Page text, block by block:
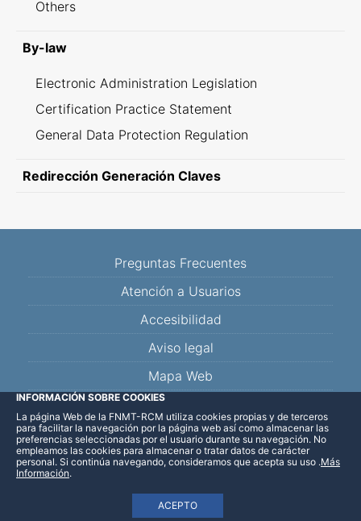
Others
By-law
Electronic Administration Legislation
Certification Practice Statement
General Data Protection Regulation
Redirección Generación Claves
Preguntas Frecuentes
Atención a Usuarios
Accesibilidad
Aviso legal
Mapa Web
Facebook
TwitterYouTube
Blog Linkedin
INFORMACIÓN SOBRE COOKIES
La página Web de la FNMT-RCM utiliza cookies propias y de terceros
para facilitar la navegación por la página web así como almacenar las
preferencias seleccionadas por el usuario durante su navegación. No
empleamos las cookies para almacenar o tratar datos de carácter
personal. Si continúa navegando, consideramos que acepta su uso
ACEPTO
.Más
Información.